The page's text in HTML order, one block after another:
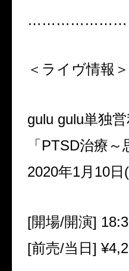
＜ライヴ情報＞
gulu gulu単独
「 PTSD治療～
2020年1月 10日 (
[開場/開演]
[前売/当日 ]